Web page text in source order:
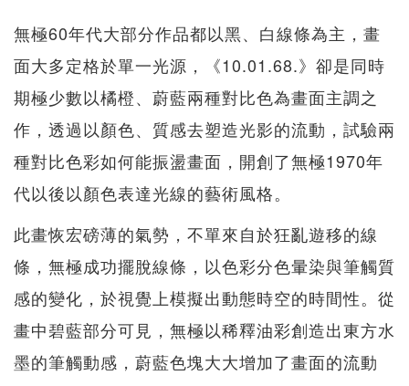
無極60年代大部分作品都以黑、白線條為主，畫
面大多定格於單一光源，《10.01.68.》卻是同時
期極少數以橘橙、蔚藍兩種對比色為畫面主調之
作，透過以顏色、質感去塑造光影的流動，試驗兩
種對比色彩如何能振盪畫面，開創了無極1970年
代以後以顏色表達光線的藝術風格。
此畫恢宏磅薄的氣勢，不單來自於狂亂遊移的線
條，無極成功擺脫線條，以色彩分色暈染與筆觸質
感的變化，於視覺上模擬出動態時空的時間性。從
畫中碧藍部分可見，無極以稀釋油彩創造出東方水
墨的筆觸動感，蔚藍色塊大大增加了畫面的流動